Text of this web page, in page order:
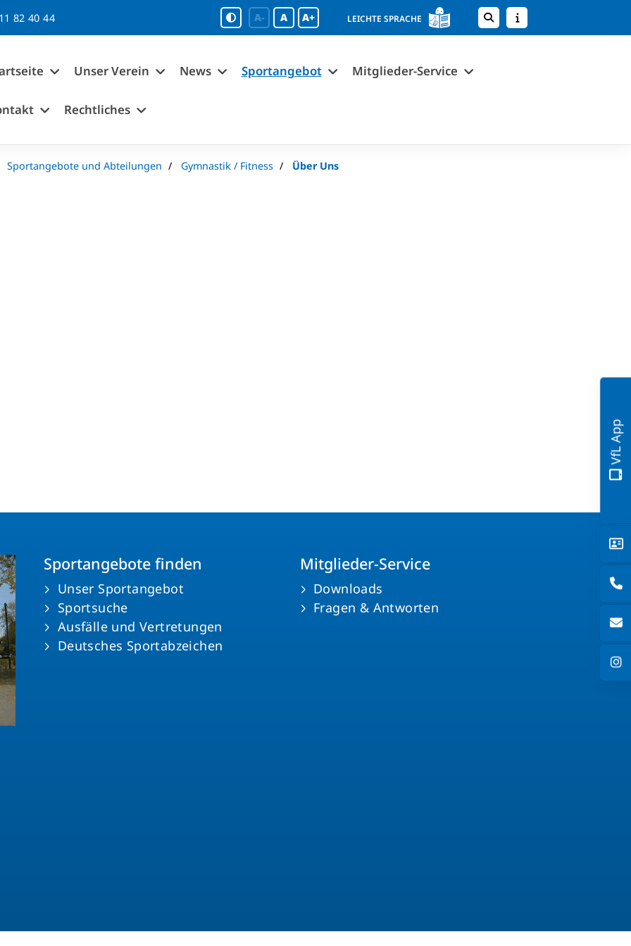
82 40 44 A- A A+ LEICHTE SPRACHE
Unser Verein News Sportangebot Mitglieder-Service
Rechtliches
Sportangebote und Abteilungen Gymnastik / Fitness Über Uns
Sportangebote finden
Unser Sportangebot
Sportsuche
Ausfälle und Vertretungen
Deutsches Sportabzeichen
Mitglieder-Service
Downloads
Fragen & Antworten
VfL App